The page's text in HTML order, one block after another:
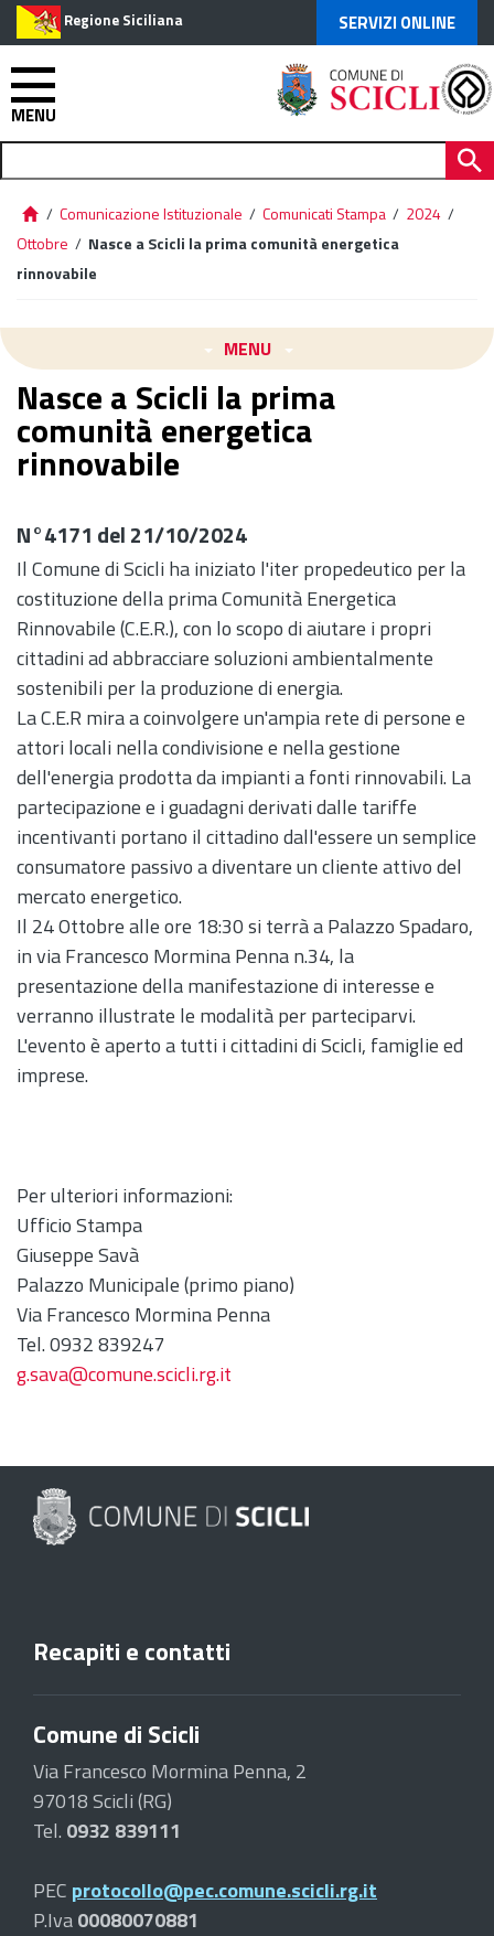
Regione Siciliana SERVIZI ONLINE
MENU
/ Comunicazione Istituzionale / Comunicati Stampa / 2024 /
Ottobre / Nasce a Scicli la prima comunità energetica
rinnovabile
MENU
Nasce a Scicli la prima
comunità energetica
rinnovabile
N°4171 del 21/10/2024
Il Comune di Scicli ha iniziato l'iter propedeutico per la
costituzione della prima Comunità Energetica
Rinnovabile (C.E.R.), con lo scopo di aiutare i propri
cittadini ad abbracciare soluzioni ambientalmente
sostenibili per la produzione di energia.
La C.E.R mira a coinvolgere un'ampia rete di persone e
attori locali nella condivisione e nella gestione
dell'energia prodotta da impianti a fonti rinnovabili. La
partecipazione e i guadagni derivati dalle tariffe
incentivanti portano il cittadino dall'essere un semplice
consumatore passivo a diventare un cliente attivo del
mercato energetico.
Il 24 Ottobre alle ore 18:30 si terrà a Palazzo Spadaro,
in via Francesco Mormina Penna n.34, la
presentazione della manifestazione di interesse e
verranno illustrate le modalità per parteciparvi.
L'evento è aperto a tutti i cittadini di Scicli, famiglie ed
imprese.
Per ulteriori informazioni:
Ufficio Stampa
Giuseppe Savà
Palazzo Municipale (primo piano)
Via Francesco Mormina Penna
Tel. 0932 839247
g.sava@comune.scicli.rg.it
Recapiti e contatti
Comune di Scicli
Via Francesco Mormina Penna, 2
97018 Scicli (RG)
Tel. 0932 839111
PEC protocollo@pec.comune.scicli.rg.it
P.Iva00080070881